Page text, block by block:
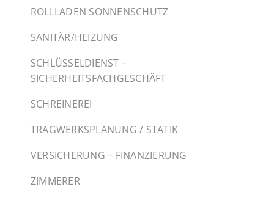
ROLLLADEN SONNENSCHUTZ
SANITÄR/HEIZUNG
SCHLÜSSELDIENST –
SICHERHEITSFACHGESCHÄFT
SCHREINEREI
TRAGWERKSPLANUNG / STATIK
VERSICHERUNG – FINANZIERUNG
ZIMMERER